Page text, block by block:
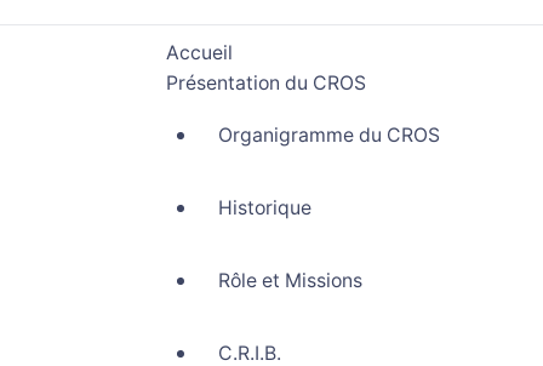
Accueil
Présentation du CROS
Organigramme du CROS
Historique
Rôle et Missions
C.R.I.B.